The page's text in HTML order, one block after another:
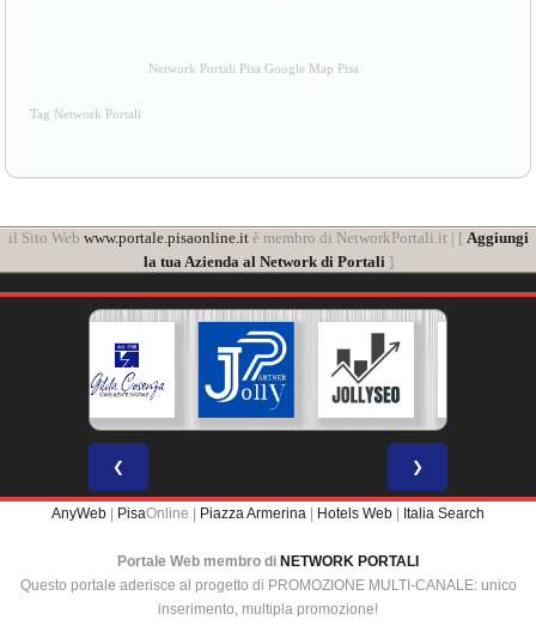
Network Portali Pisa Google Map Pisa
Tag Network Portali
il Sito Web www.portale.pisaonline.itè membro di NetworkPortali.it | [ Aggiungi
la tua Azienda al Network di Portali]
❮ ❯
AnyWeb PisaOnline | Piazza Armerina Hotels Web Italia Search
Portale Web membro di NETWORK PORTALI
Questo portale aderisce al progetto di PROMOZIONE MULTI-CANALE: unico
inserimento, multipla promozione!